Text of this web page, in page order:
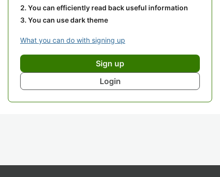
You can efficiently read back useful information
You can use dark theme
What you can do with signing up
Sign up
Login